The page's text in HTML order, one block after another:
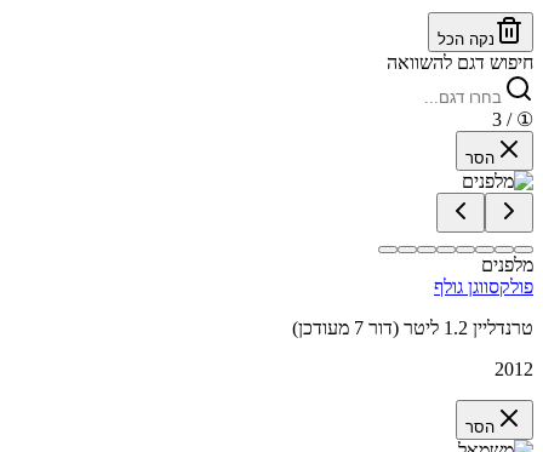
נקה הכל
חיפוש דגם להשוואה
①
/ 3
הסר
מלפנים
פולקסווגן גולף
טרנדליין 1.2 ליטר (דור 7 מעודכן)
2012
הסר